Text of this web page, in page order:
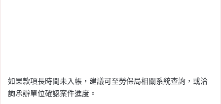
如果款項長時間未入帳，建議可至勞保局相關系統查詢，或洽
詢承辦單位確認案件進度。